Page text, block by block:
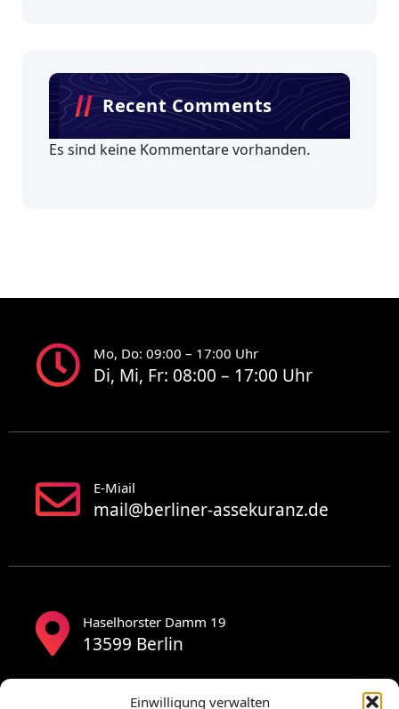
Einwilligung verwalten
Recent Comments
Es sind keine Kommentare vorhanden.
Mo, Do: 09:00 – 17:00 Uhr
Di, Mi, Fr: 08:00 – 17:00 Uhr
E-Miail
mail@berliner-assekuranz.de
Haselhorster Damm 19
13599 Berlin